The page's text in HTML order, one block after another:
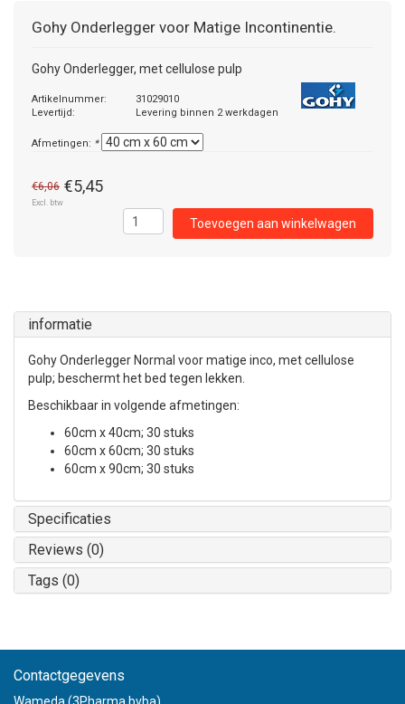
Gohy Onderlegger voor Matige Incontinentie.
Gohy Onderlegger, met cellulose pulp
Artikelnummer:
31029010
Levertijd:
Levering binnen 2 werkdagen
Afmetingen: *
€6,06 €5,45
Excl. btw
Toevoegen aan winkelwagen
informatie
Gohy Onderlegger Normal voor matige inco, met cellulose
pulp; beschermt het bed tegen lekken.
Beschikbaar in volgende afmetingen:
60cm x 40cm; 30 stuks
60cm x 60cm; 30 stuks
60cm x 90cm; 30 stuks
Specificaties
Reviews (0)
Tags (0)
Contactgegevens